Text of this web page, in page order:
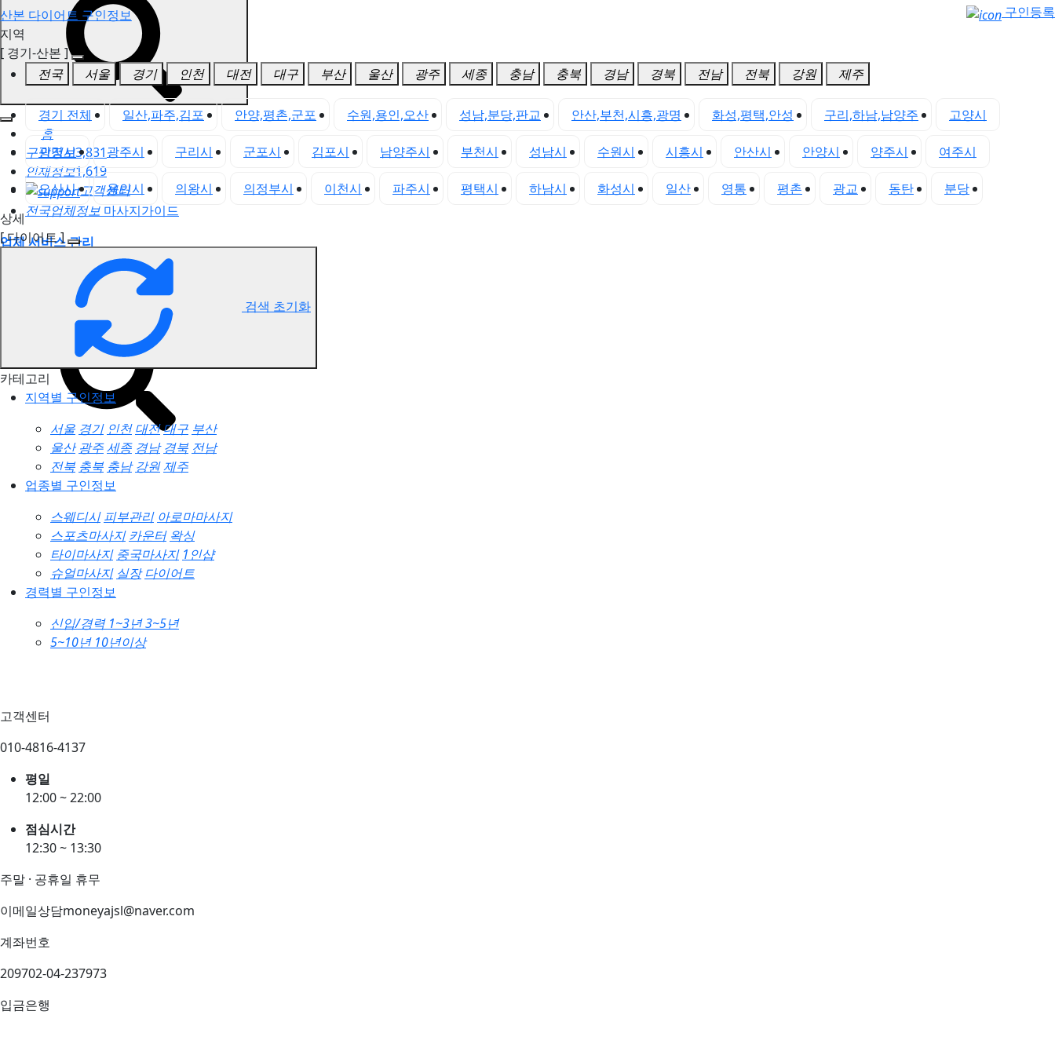
홈
구인정보3,831
인재정보1,619
고객센터
전국업체정보 마사지가이드
업체 서비스 관리
산본 다이어트 구인정보
산본 다이어트 구인정보
구인등록
지역
[ 경기-산본 ]
전국
서울 경기 인천 대전 대구 부산 울산 광주 세종 충남 충북 경남 경북 전남 전북 강원 제주
경기 전체 일산,파주,김포 안양,평촌,군포 수원,용인,오산 성남,분당,판교 안산,부천,시흥,광명 화성,평택,안성 구리,하남,남양주 고양시
광명시 광주시 구리시 군포시 김포시 남양주시 부천시 성남시 수원시 시흥시 안산시 안양시 양주시 여주시
오산시 용인시 의왕시 의정부시 이천시 파주시 평택시 하남시 화성시 일산 영통 평촌 광교 동탄 분당
상세
[ 다이어트 ]
검색 초기화
카테고리
지역별 구인정보
서울 경기 인천 대전대구 부산
울산 광주세종 경남 경북 전남
전북 충북 충남 강원제주
업종별 구인정보
스웨디시 피부관리 아로마마사지
스포츠마사지 카운터 왁싱
타이마사지 중국마사지 1인샵
슈얼마사지 실장 다이어트
경력별 구인정보
신입/경력 1~3년3~5년
5~10년 10년이상
고객센터
010-4816-4137
평일
12:00 ~ 22:00
점심시간
12:30 ~ 13:30
주말 · 공휴일 휴무
이메일상담moneyajsl@naver.com
계좌번호
209702-04-237973
입금은행